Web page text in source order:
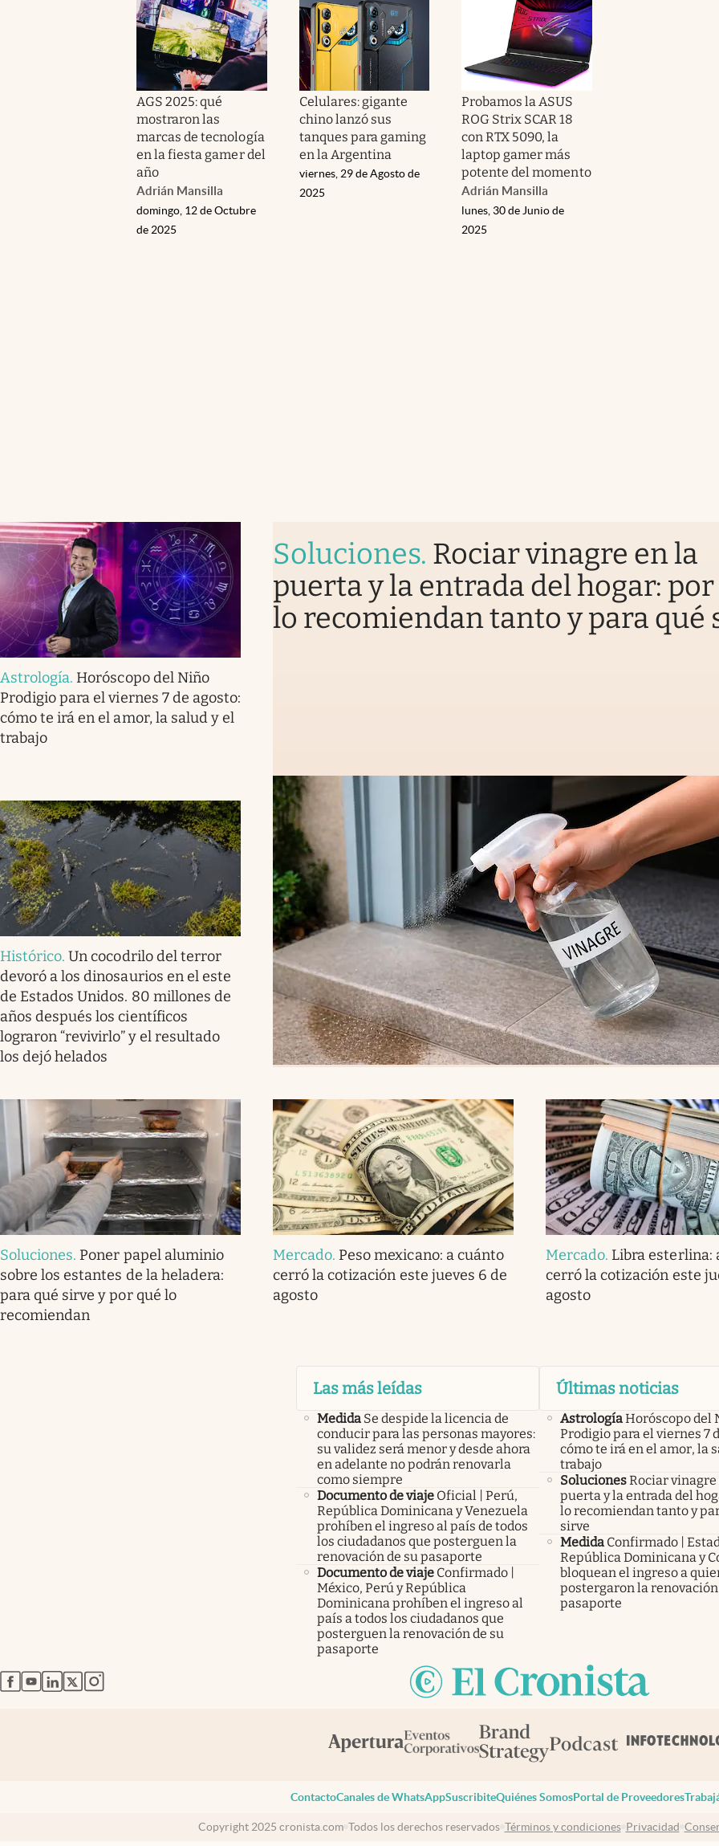
AGS 2025: qué
mostraron las
marcas de tecnología
en la fiesta gamer del
año
Adrián Mansilla
domingo, 12 de Octubre
de 2025
Celulares: gigante
chino lanzó sus
tanques para gaming
en la Argentina
viernes, 29 de Agosto de
2025
Probamos la ASUS
ROG Strix SCAR 18
con RTX 5090, la
laptop gamer más
potente del momento
Adrián Mansilla
lunes, 30 de Junio de
2025
Astrología. Horóscopo del Niño
Prodigio para el viernes 7 de agosto:
cómo te irá en el amor, la salud y el
trabajo
Soluciones. Rociar vinagre en la
puerta y la entrada del hogar: por
lo recomiendan tanto y para qué
Histórico.Un cocodrilo del terror
devoró a los dinosaurios en el este
de Estados Unidos. 80 millones de
años después los científicos
lograron “revivirlo” y el resultado
los dejó helados
Soluciones. Poner papel aluminio
sobre los estantes de la heladera:
para qué sirve y por qué lo
recomiendan
Mercado. Peso mexicano: a cuánto
cerró la cotización este jueves 6 de
agosto
Mercado. Libra esterlina:
cerró la cotización este
agosto
Las más leídas
Medida Se despide la licencia de
conducir para las personas mayores:
su validez será menor y desde ahora
en adelante no podrán renovarla
como siempre
Documento de viaje Oficial | Perú,
República Dominicana y Venezuela
prohíben el ingreso al país de todos
los ciudadanos que posterguen la
renovación de su pasaporte
Documento de viaje Confirmado |
México, Perú y República
Dominicana prohíben el ingreso al
país a todos los ciudadanos que
posterguen la renovación de su
pasaporte
Últimas noticias
AstrologíaHoróscopo del
Prodigio para el viernes 7
cómo te irá en el amor, la
trabajo
SolucionesRociar vinagre
puerta y la entrada del
lo recomiendan tanto y
sirve
Medida Confirmado |
República Dominicana y
bloquean el ingreso a
postergaron la renovación
pasaporte
abre en nueva pestaña
abre en nueva pestaña
abre en nueva pestaña
abre en nueva pestaña
abre en nueva pestaña
ContactoCanales de WhatsAppSuscribiteQuiénes SomosPortal de Proveedores
Copyright 2025 cronista.com Todos los derechos reservados Términos y condiciones Privacidad